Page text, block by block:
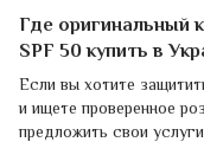
Где оригинальный
SPF 50 купить в
Если вы хотите
и ищете проверенное
предложить свои